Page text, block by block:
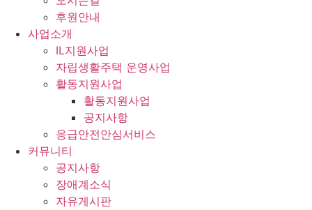
후원안내
사업소개
IL지원사업
자립생활주택 운영사업
활동지원사업
활동지원사업
공지사항
응급안전안심서비스
커뮤니티
공지사항
장애계소식
자유게시판